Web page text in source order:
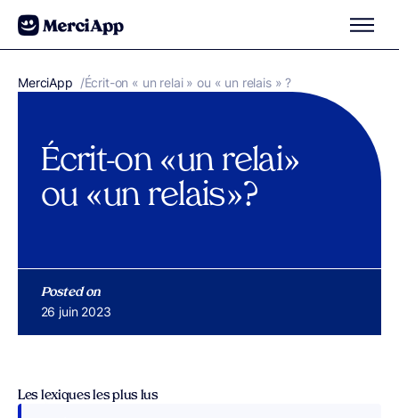
Aller au contenu
MerciApp correcteur orthographe
/Écrit-on « un relai » ou « un relais » ?
Écrit-on « un relai »
ou « un relais » ?
Posted on
Publié le
26 juin 2023
Les lexiques les plus lus